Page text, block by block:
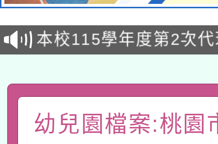
本校115學年度第1次
第3次招考甄選結果公
本校115學年度第2次
有關原住民族委員會
公告之原住民族歲時祭
一案。
兒童少年暑期犯罪預防
答一案
人員健康講座「吃得安
本校115學年度第2次
幼兒園檔案:桃園